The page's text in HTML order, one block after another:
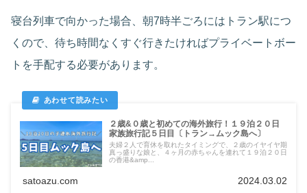
寝台列車で向かった場合、朝7時半ごろにはトラン駅につ
くので、待ち時間なくすぐ行きたければプライベートボー
トを手配する必要があります。
２歳&０歳と初めての海外旅行！１９泊２０日
家族旅行記５日目〔トラン→ムック島へ〕
夫婦２人で育休を取れたタイミングで、２歳のイヤイヤ期
真っ盛りな娘と、４ヶ月の赤ちゃんを連れて１９泊２０日
の香港&amp...
satoazu.com 2024.03.02